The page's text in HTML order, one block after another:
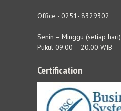
Office - 0251- 8329302
Senin – Minggu (setiap hari)
Pukul 09.00 – 20.00 WIB
Certification